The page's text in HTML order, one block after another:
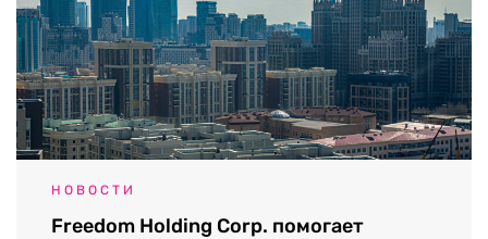
НОВОСТИ
Freedom Holding Corp. помогает